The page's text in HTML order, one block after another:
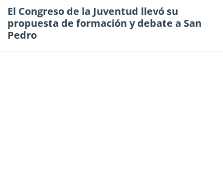
El Congreso de la Juventud llevó su
propuesta de formación y debate a San
Pedro